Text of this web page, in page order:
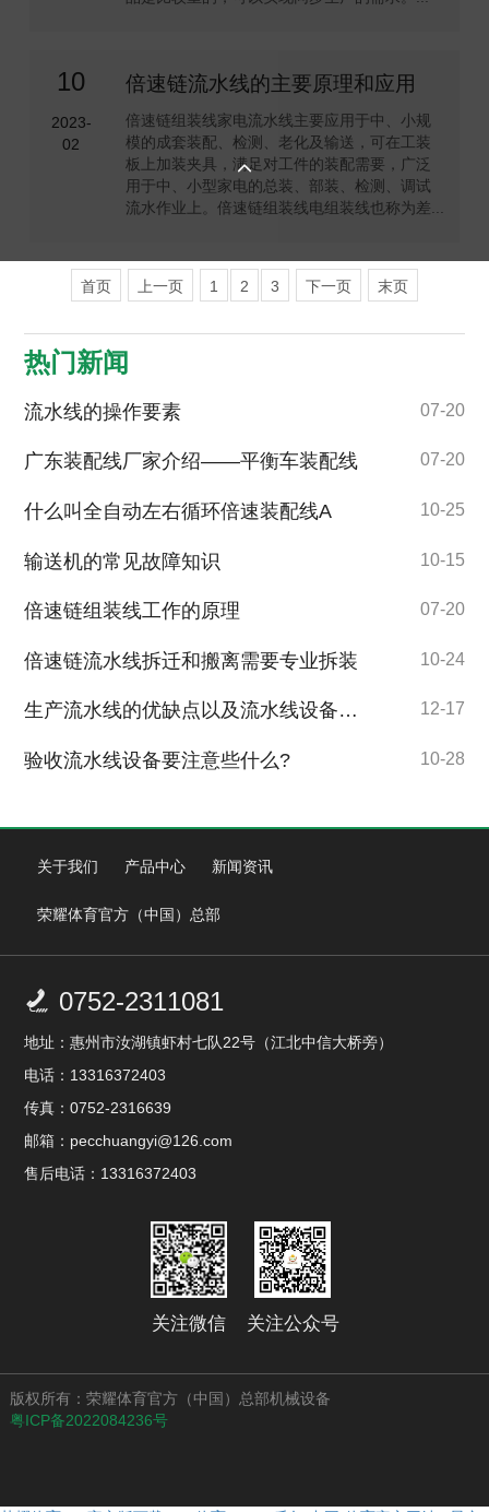

10
2023-
02
倍速链流水线的主要原理和应用
倍速链组装线家电流水线主要应用于中、小规
模的成套装配、检测、老化及输送，可在工装
板上加装夹具，满足对工件的装配需要，广泛
用于中、小型家电的总装、部装、检测、调试
流水作业上。倍速链组装线电组装线也称为差...
首页 上一页 1 2 3 下一页 末页
热门新闻
流水线的操作要素 07-20
广东装配线厂家介绍——平衡车装配线 07-20
什么叫全自动左右循环倍速装配线A 10-25
输送机的常见故障知识 10-15
倍速链组装线工作的原理 07-20
倍速链流水线拆迁和搬离需要专业拆装 10-24
生产流水线的优缺点以及流水线设备的日常维护 12-17
验收流水线设备要注意些什么? 10-28
关于我们 产品中心 新闻资讯
荣耀体育官方（中国）总部
 0752-2311081
地址：惠州市汝湖镇虾村七队22号（江北中信大桥旁）
电话：13316372403
传真：0752-2316639
邮箱：pecchuangyi@126.com
售后电话：13316372403
关注微信 关注公众号
版权所有：荣耀体育官方（中国）总部机械设备
粤ICP备2022084236号